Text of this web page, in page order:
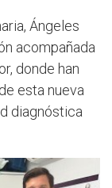
Ángeles
acompañada
donde han
esta nueva
diagnóstica